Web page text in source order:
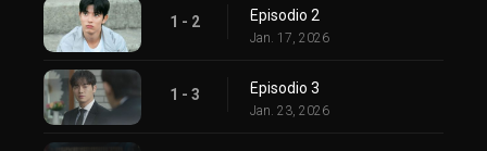
1 - 2 Episodio 2
Jan. 17, 2026
1 - 3 Episodio 3
Jan. 23, 2026